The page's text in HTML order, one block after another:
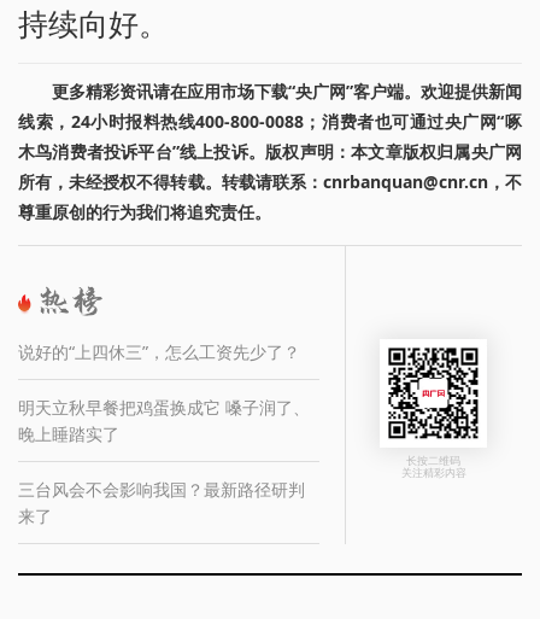
持续向好。
更多精彩资讯请在应用市场下载“央广网”客户端。欢迎提供新闻
线索，24小时报料热线400-800-0088；消费者也可通过央广网“啄
木鸟消费者投诉平台”线上投诉。版权声明：本文章版权归属央广网
所有，未经授权不得转载。转载请联系：cnrbanquan@cnr.cn，不
尊重原创的行为我们将追究责任。
说好的“上四休三”，怎么工资先少了？
明天立秋早餐把鸡蛋换成它 嗓子润了、
晚上睡踏实了
三台风会不会影响我国？最新路径研判
来了
长按二维码
关注精彩内容